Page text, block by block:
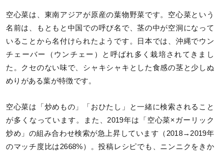
空心菜は、東南アジアが原産の葉物野菜です。空心菜という
名前は、もともと中国での呼び名で、茎の中が空洞になって
いることから名付けられたようです。日本では、沖縄でウン
チェーバー（ウンチェー）と呼ばれ多く栽培されてきまし
た。クセのない味で、シャキシャキとした食感の茎と少しぬ
めりがある葉が特徴です。
空心菜は「炒めもの」「おひたし」と一緒に検索されること
が多くなっています。また、2019年は「空心菜×ガーリック
炒め」の組み合わせ検索が急上昇しています（2018→2019年
のマッチ度比は2668%）。投稿レシピでも、ニンニクをきか